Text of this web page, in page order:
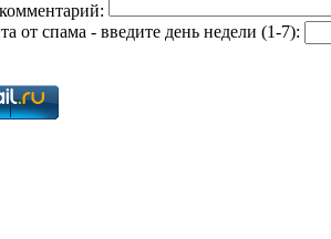
от спама - введите день недели (1-7):